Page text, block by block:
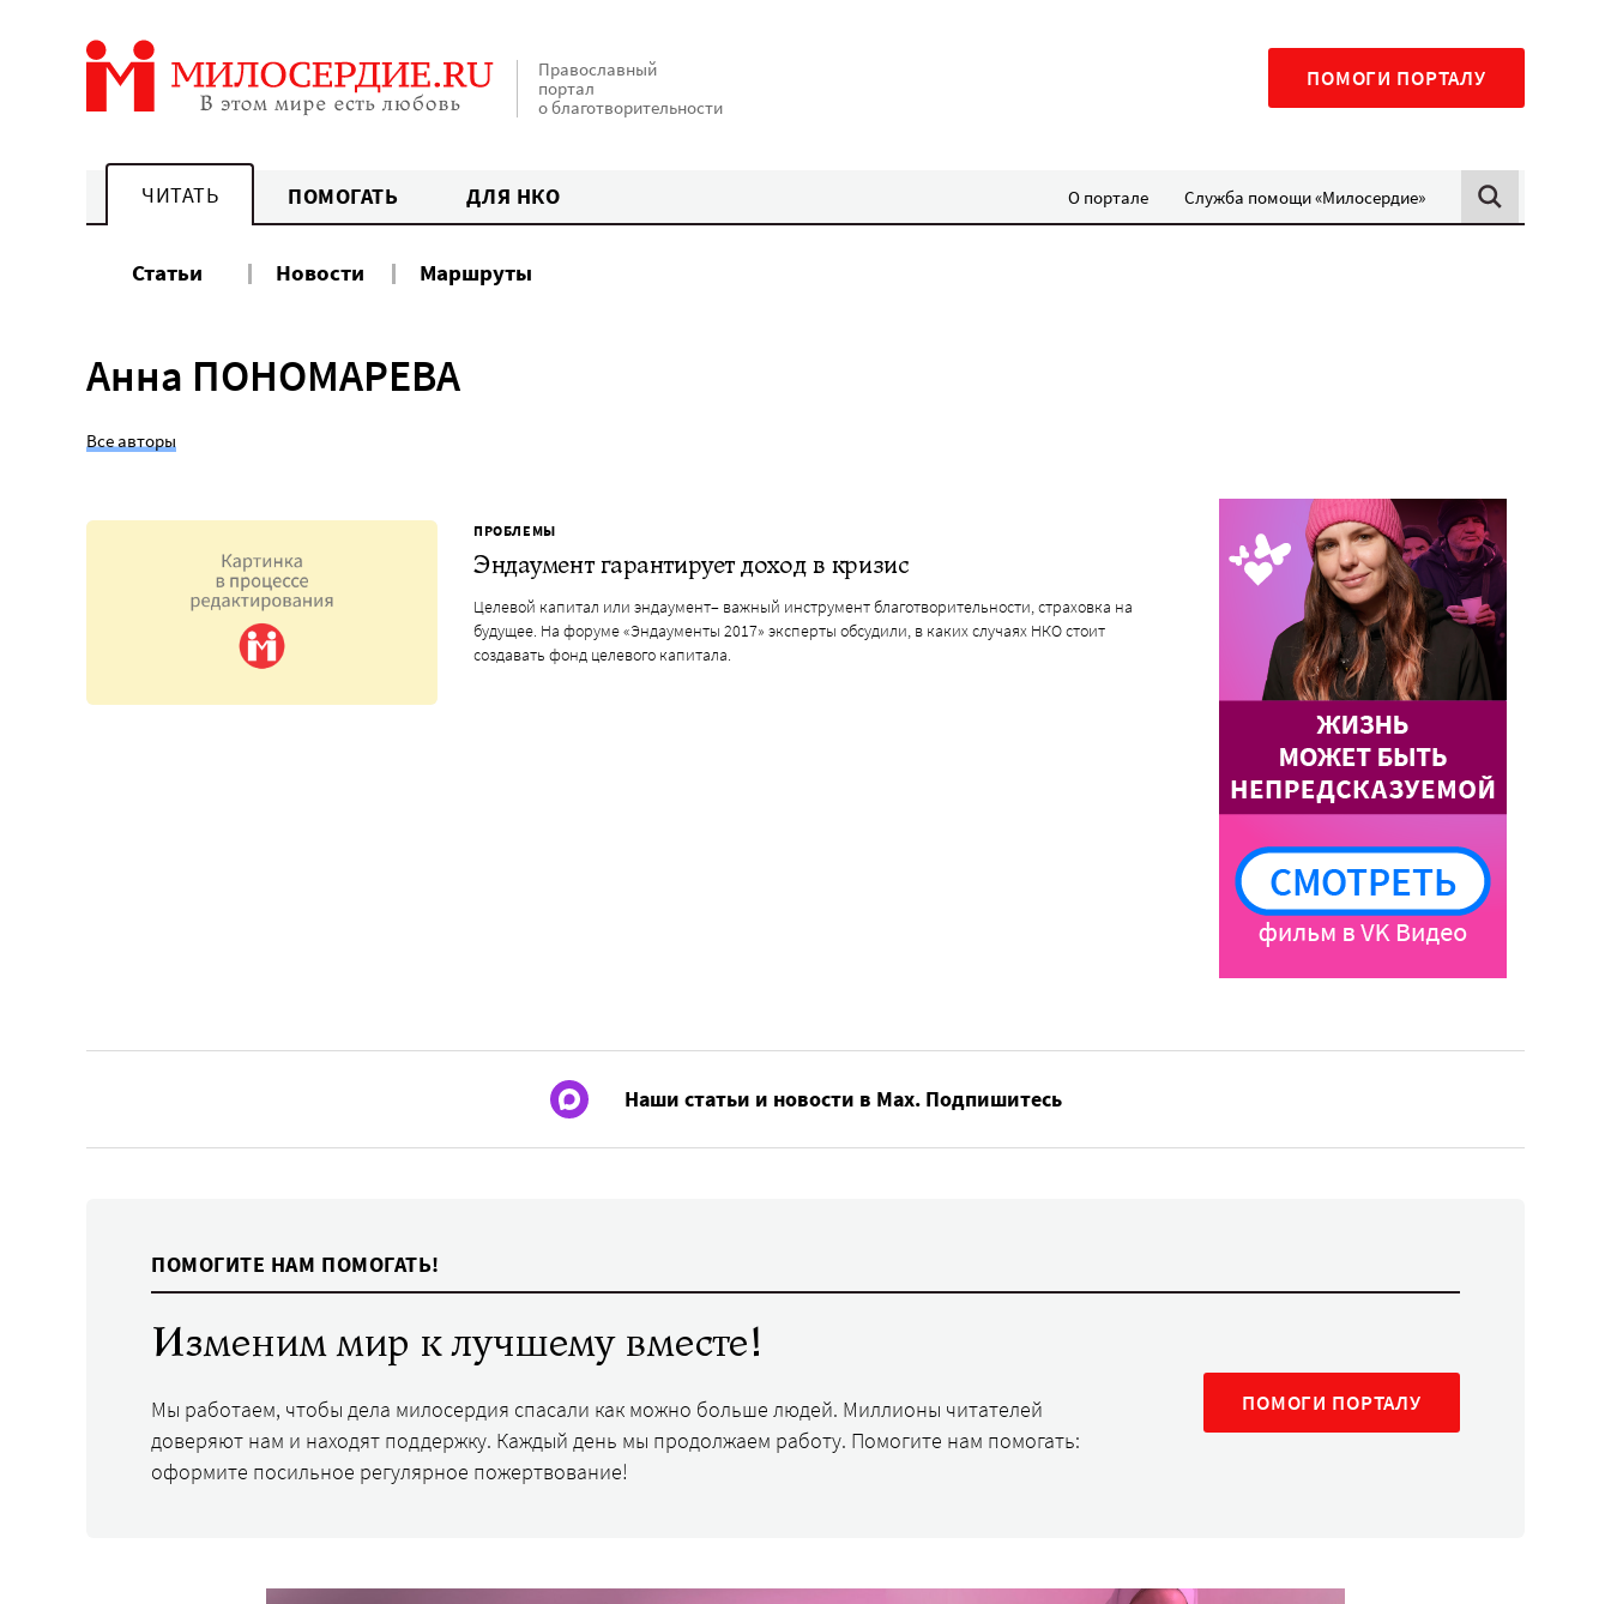
Православный
портал
о благотворительности
ПОМОГИ ПОРТАЛУ
ЧИТАТЬ ПОМОГАТЬ ДЛЯ НКО О портале Служба помощи «Милосердие»
Статьи Новости Маршруты
Анна ПОНОМАРЕВА
Все авторы
ПРОБЛЕМЫ
Эндаумент гарантирует доход в кризис
Целевой капитал или эндаумент– важный инструмент благотворительности, страховка на
будущее. На форуме «Эндаументы 2017» эксперты обсудили, в каких случаях НКО стоит
создавать фонд целевого капитала.
Наши статьи и новости в Max. Подпишитесь
ПОМОГИТЕ НАМ ПОМОГАТЬ!
Изменим мир к лучшему вместе!
Мы работаем, чтобы дела милосердия спасали как можно больше людей. Миллионы читателей
доверяют нам и находят поддержку. Каждый день мы продолжаем работу. Помогите нам помогать:
оформите посильное регулярное пожертвование!
ПОМОГИ ПОРТАЛУ